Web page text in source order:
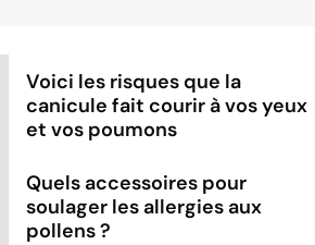
Voici les risques que la
canicule fait courir à vos yeux
et vos poumons
Quels accessoires pour
soulager les allergies aux
pollens ?